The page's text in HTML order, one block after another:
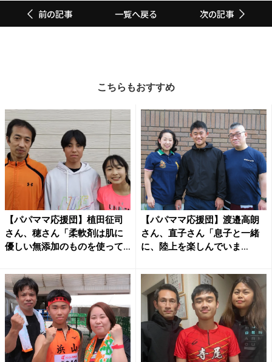
前の記事 一覧へ戻る 次の記事
こちらもおすすめ
【パパママ応援団】植田征司
さん、穂さん「柔軟剤は肌に
優しい無添加のものを使って
【パパママ応援団】渡邉高朗
さん、直子さん「息子と一緒
に、陸上を楽しんでいま